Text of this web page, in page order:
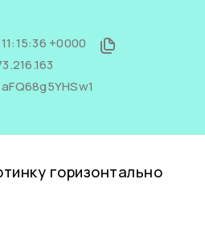
+0000
aFQ68g5YHSw1
горизонтально